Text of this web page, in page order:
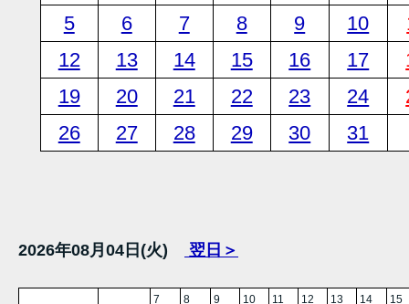
5
6 7 8 9 10
12
13 14 15 16 17
19
20 21 22 23 24
26
27 28 29 30 31
2026年08月04日(火) 翌日＞
7 8 9 10 11 12 13 14 15